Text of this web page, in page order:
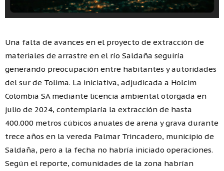
Una falta de avances en el proyecto de extracción de
materiales de arrastre en el río Saldaña seguiría
generando preocupación entre habitantes y autoridades
del sur de Tolima. La iniciativa, adjudicada a Holcim
Colombia SA mediante licencia ambiental otorgada en
julio de 2024, contemplaría la extracción de hasta
400.000 metros cúbicos anuales de arena y grava durante
trece años en la vereda Palmar Trincadero, municipio de
Saldaña, pero a la fecha no habría iniciado operaciones.
Según el reporte, comunidades de la zona habrían